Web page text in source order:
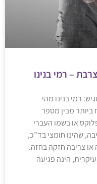
– רמי בנינו
רמי בנינו מהי
מבין מספר
או בשמו העברי
שהינו חומצי בד”כ,
או צריבה חזקה בחזה.
הינה פגיעה